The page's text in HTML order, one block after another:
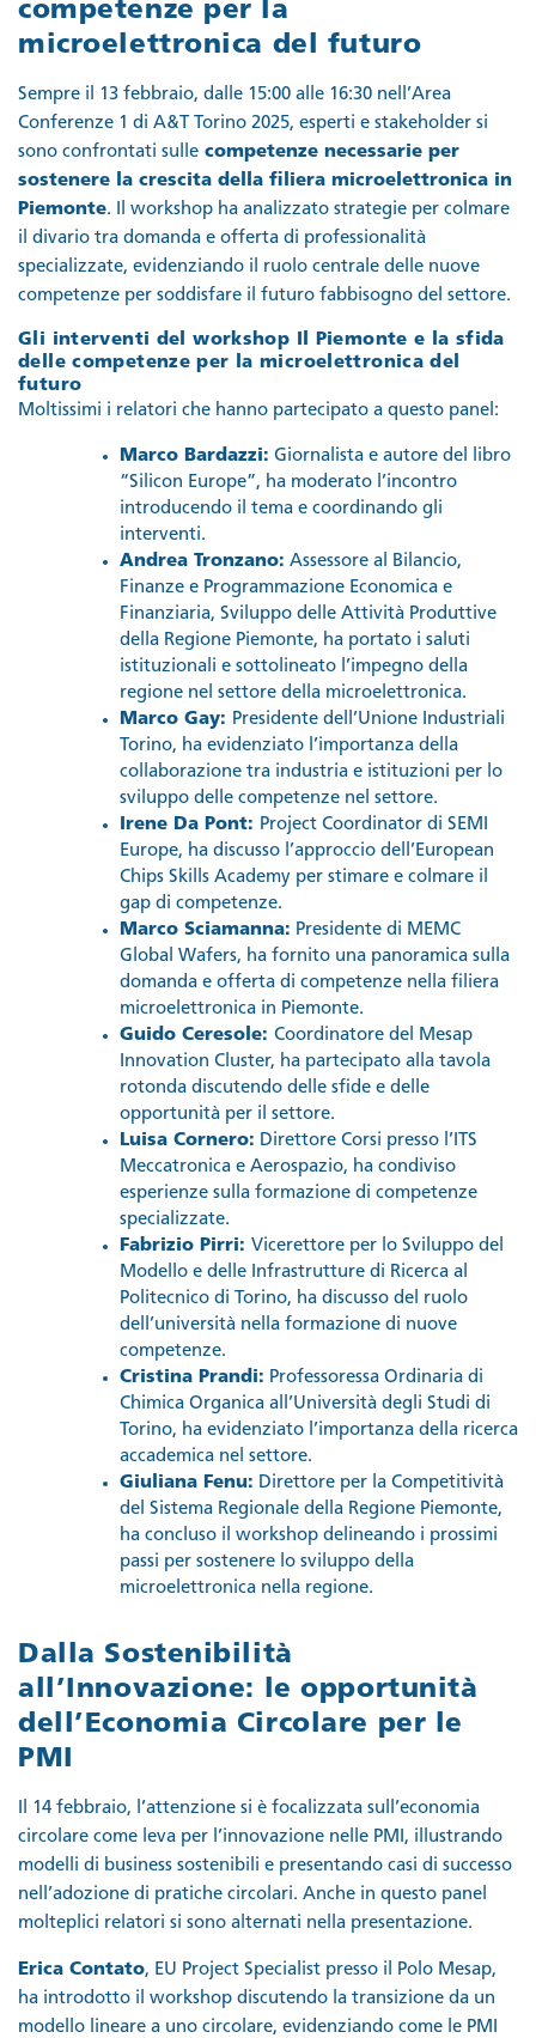
competenze per la
microelettronica del futuro
Sempre il 13 febbraio, dalle 15:00 alle 16:30 nell’Area
Conferenze 1 di A&T Torino 2025, esperti e stakeholder si
sono confrontati sulle competenze necessarie per
sostenere la crescita della filiera microelettronica in
Piemonte. Il workshop ha analizzato strategie per colmare
il divario tra domanda e offerta di professionalità
specializzate, evidenziando il ruolo centrale delle nuove
competenze per soddisfare il futuro fabbisogno del settore.
Gli interventi del workshop Il Piemonte e la sfida
delle competenze per la microelettronica del
futuro
Moltissimi i relatori che hanno partecipato a questo panel:
Marco Bardazzi: Giornalista e autore del libro
“Silicon Europe”, ha moderato l’incontro
introducendo il tema e coordinando gli
interventi.
Andrea Tronzano: Assessore al Bilancio,
Finanze e Programmazione Economica e
Finanziaria, Sviluppo delle Attività Produttive
della Regione Piemonte, ha portato i saluti
istituzionali e sottolineato l’impegno della
regione nel settore della microelettronica.
Marco Gay: Presidente dell’Unione Industriali
Torino, ha evidenziato l’importanza della
collaborazione tra industria e istituzioni per lo
sviluppo delle competenze nel settore.
Irene Da Pont: Project Coordinator di SEMI
Europe, ha discusso l’approccio dell’European
Chips Skills Academy per stimare e colmare il
gap di competenze.
Marco Sciamanna: Presidente di MEMC
Global Wafers, ha fornito una panoramica sulla
domanda e offerta di competenze nella filiera
microelettronica in Piemonte.
Guido Ceresole: Coordinatore del Mesap
Innovation Cluster, ha partecipato alla tavola
rotonda discutendo delle sfide e delle
opportunità per il settore.
Luisa Cornero: Direttore Corsi presso l’ITS
Meccatronica e Aerospazio, ha condiviso
esperienze sulla formazione di competenze
specializzate.
Fabrizio Pirri: Vicerettore per lo Sviluppo del
Modello e delle Infrastrutture di Ricerca al
Politecnico di Torino, ha discusso del ruolo
dell’università nella formazione di nuove
competenze.
Cristina Prandi: Professoressa Ordinaria di
Chimica Organica all’Università degli Studi di
Torino, ha evidenziato l’importanza della ricerca
accademica nel settore.
Giuliana Fenu: Direttore per la Competitività
del Sistema Regionale della Regione Piemonte,
ha concluso il workshop delineando i prossimi
passi per sostenere lo sviluppo della
microelettronica nella regione.
Dalla Sostenibilità
all’Innovazione: le opportunità
dell’Economia Circolare per le
PMI
Il 14 febbraio, l’attenzione si è focalizzata sull’economia
circolare come leva per l’innovazione nelle PMI, illustrando
modelli di business sostenibili e presentando casi di successo
nell’adozione di pratiche circolari. Anche in questo panel
molteplici relatori si sono alternati nella presentazione.
Erica Contato, EU Project Specialist presso il Polo Mesap,
ha introdotto il workshop discutendo la transizione da un
modello lineare a uno circolare, evidenziando come le PMI